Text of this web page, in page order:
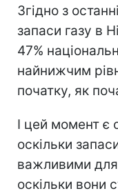
Згідно з
запаси газу в
47%
найнижчим
початку, як
І цей момент є
оскільки
важливими
оскільки вони